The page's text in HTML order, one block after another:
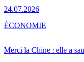
24.07.2026
Merci la Chine : elle a
ÉCONOMIE